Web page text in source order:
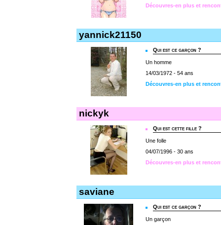
Découvres-en plus et
yannick21150
Qui est ce garçon ?
Un homme
14/03/1972 - 54 ans
Découvres-en plus et
nickyk
Qui est cette fille ?
Une folle
04/07/1996 - 30 ans
Découvres-en plus et
saviane
Qui est ce garçon ?
Un garçon